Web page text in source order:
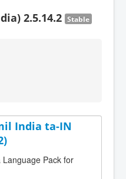
2.5.14.2 Stable
India ta-IN
Pack for